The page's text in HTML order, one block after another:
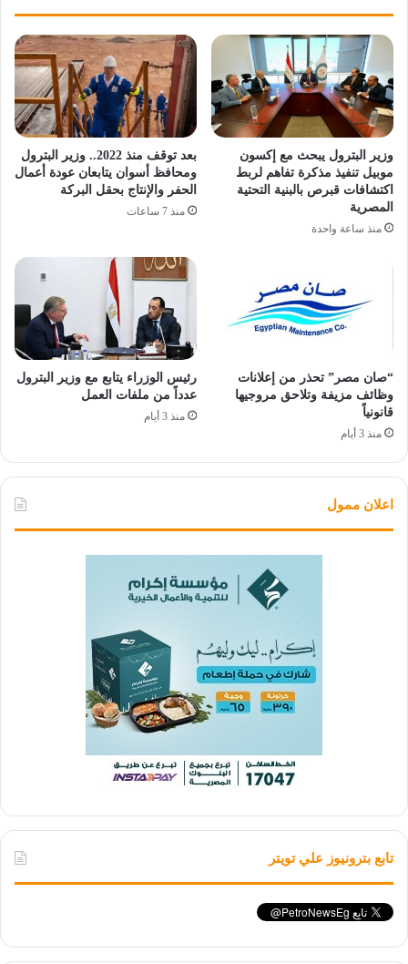
وزير البترول يبحث مع إكسون
موبيل تنفيذ مذكرة تفاهم لربط
اكتشافات قبرص بالبنية التحتية
المصرية
منذ ساعة واحدة
بعد توقف منذ 2022.. وزير البترول
ومحافظ أسوان يتابعان عودة أعمال
الحفر والإنتاج بحقل البركة
منذ 7 ساعات
“صان مصر” تحذر من إعلانات
وظائف مزيفة وتلاحق مروجيها
قانونياً
منذ 3 أيام
رئيس الوزراء يتابع مع وزير البترول
عدداً من ملفات العمل
منذ 3 أيام
اعلان ممول
تابع بترونيوز علي تويتر